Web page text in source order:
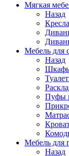
Мягкая
Назад
Кресла
Мебель для
Назад
Пуфы
Мебель для
Назад